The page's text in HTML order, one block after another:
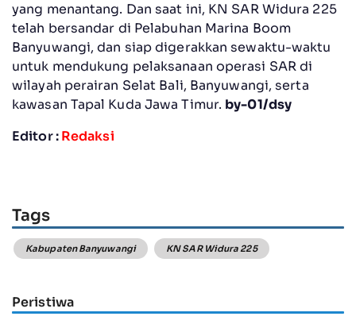
yang menantang. Dan saat ini, KN SAR Widura 225
telah bersandar di Pelabuhan Marina Boom
Banyuwangi, dan siap digerakkan sewaktu-waktu
untuk mendukung pelaksanaan operasi SAR di
wilayah perairan Selat Bali, Banyuwangi, serta
kawasan Tapal Kuda Jawa Timur. by-01/dsy
Editor :Redaksi
Tags
Kabupaten Banyuwangi KN SAR Widura 225
Peristiwa